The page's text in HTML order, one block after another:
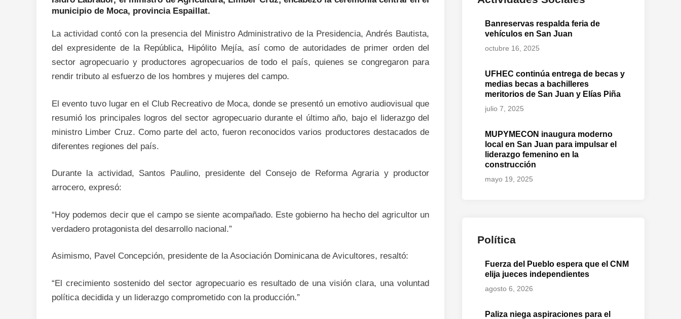
municipio de Moca, provincia Espaillat.
La actividad contó con la presencia del Ministro Administrativo de la Presidencia, Andrés Bautista,
del expresidente de la República, Hipólito Mejía, así como de autoridades de primer orden del
sector agropecuario y productores agropecuarios de todo el país, quienes se congregaron para
rendir tributo al esfuerzo de los hombres y mujeres del campo.
El evento tuvo lugar en el Club Recreativo de Moca, donde se presentó un emotivo audiovisual que
resumió los principales logros del sector agropecuario durante el último año, bajo el liderazgo del
ministro Limber Cruz. Como parte del acto, fueron reconocidos varios productores destacados de
diferentes regiones del país.
Durante la actividad, Santos Paulino, presidente del Consejo de Reforma Agraria y productor
arrocero, expresó:
“Hoy podemos decir que el campo se siente acompañado. Este gobierno ha hecho del agricultor un
verdadero protagonista del desarrollo nacional.”
Asimismo, Pavel Concepción, presidente de la Asociación Dominicana de Avicultores, resaltó:
“El crecimiento sostenido del sector agropecuario es resultado de una visión clara, una voluntad
política decidida y un liderazgo comprometido con la producción.”
Banreservas respalda feria de
vehículos en San Juan
octubre 16, 2025
UFHEC continúa entrega de becas y
medias becas a bachilleres
meritorios de San Juan y Elías Piña
julio 7, 2025
MUPYMECON inaugura moderno
local en San Juan para impulsar el
liderazgo femenino en la
construcción
mayo 19, 2025
Política
Fuerza del Pueblo espera que el CNM
elija jueces independientes
agosto 6, 2026
Paliza niega aspiraciones para el